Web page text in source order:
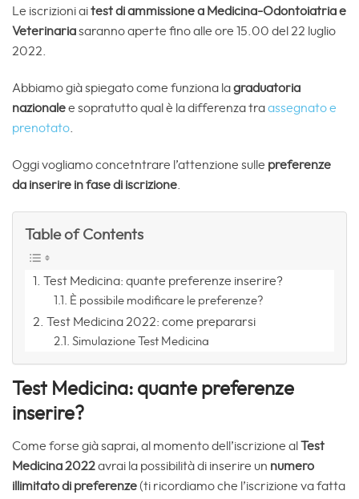
Le iscrizioni aitest di ammissione a Medicina-Odontoiatria e
Veterinariasaranno aperte fino alle ore 15.00 del 22 luglio
2022.
Abbiamo già spiegato come funziona lagraduatoria
nazionalee sopratutto qual è la differenza traassegnato e
prenotato
Oggi vogliamo concetntrare l’attenzione sulle preferenze
da inserire in fase di iscrizione
Table of Contents
Test Medicina: quante preferenze inserire?
È possibile modificare le preferenze?
Test Medicina 2022: come prepararsi
Simulazione Test Medicina
Test Medicina: quante preferenze
inserire?
Come forse già saprai, al momento dell’iscrizione al Test
Medicina 2022avrai la possibilità di inserire un numero
illimitato di preferenze(ti ricordiamo che l’iscrizione va fatta